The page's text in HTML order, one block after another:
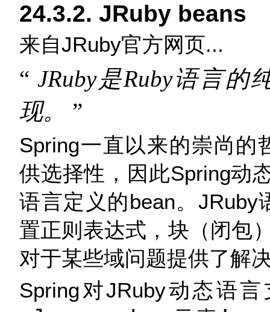
24.3.2. JRuby beans
来自JRuby官方网页...
“ JRuby是Ruby语言的
现。 ”
Spring一直以来的崇尚的
供选择性，因此Spring动
语言定义的bean。JRuby
置正则表达式，块（闭包
对于某些域问题提供了解
Spring对JRuby动态语